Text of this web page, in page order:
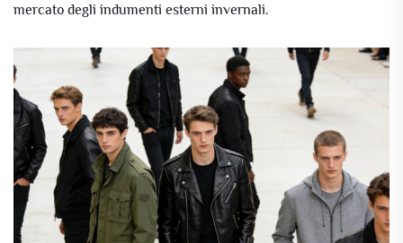
mercato degli indumenti esterni invernali.